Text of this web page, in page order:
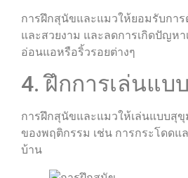
การฝึกสุนัขและแมวให้ยอมรับกา
และสวยงาม และลดการเกิดปัญห
อ่อนแอหรือริ้วรอยต่างๆ
4. ฝึกการเล่นแบ
การฝึกสุนัขและแมวให้เล่นแบบสุ
ของพฤติกรรม เช่น การกระโดดแ
บ้าน